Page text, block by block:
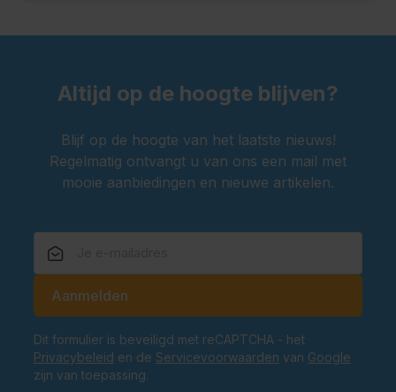
Altijd op de hoogte blijven?
Blijf op de hoogte van het laatste nieuws!
Regelmatig ontvangt u van ons een mail met
mooie aanbiedingen en nieuwe artikelen.
Aanmelden
Dit formulier is beveiligd met reCAPTCHA - het
Privacybeleid en de Servicevoorwaarden van Google
zijn van toepassing.